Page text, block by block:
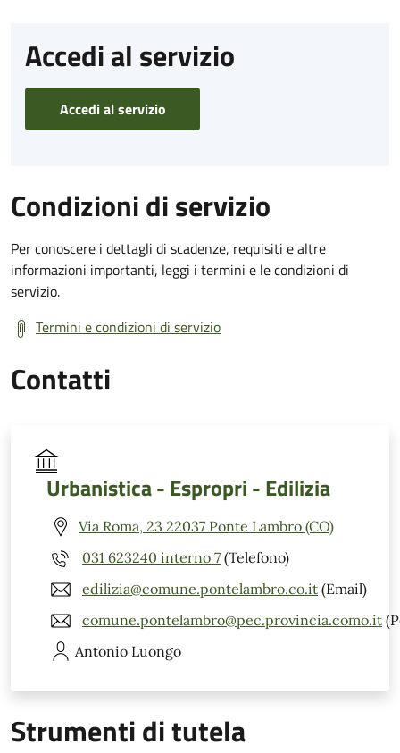
Accedi al servizio
Accedi al servizio
Condizioni di servizio
Per conoscere i dettagli di scadenze, requisiti e altre
informazioni importanti, leggi i termini e le condizioni di
servizio.
Termini e condizioni di servizio
Contatti
Urbanistica - Espropri - Edilizia
Via Roma, 23 22037 Ponte Lambro (CO)
031 623240 interno 7 (Telefono)
edilizia@comune.pontelambro.co.it (Email)
comune.pontelambro@pec.provincia.como.it
Antonio Luongo
Strumenti di tutela